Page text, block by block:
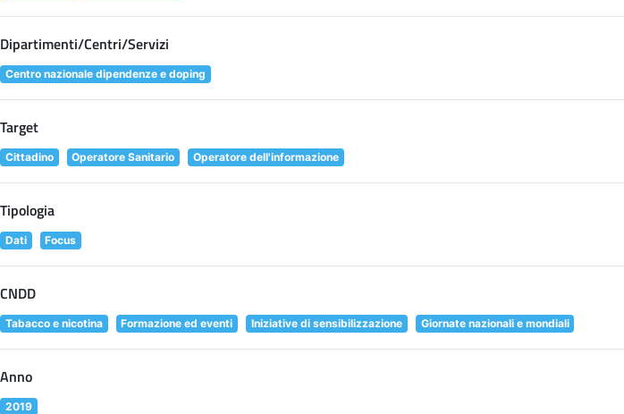
Dipartimenti/Centri/Servizi
Centro nazionale dipendenze e doping
Target
Cittadino Operatore Sanitario Operatore dell'informazione
Tipologia
Dati Focus
CNDD
Tabacco e nicotina Formazione ed eventi Iniziative di sensibilizzazione Giornate nazionali e mondiali
Anno
2019